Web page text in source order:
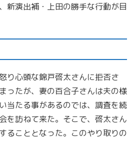
新演出補・上田の勝手な行動が目
り心頭な錦戸啓太さんに拒否さ
ったが、妻の百合子さんは夫の様
当たる事があるのでは、調査を続
を訪ねて来た。そこで、啓太さん
ることとなった。このやり取りの